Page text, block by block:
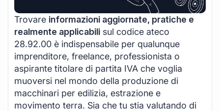
Trovare informazioni aggiornate, pratiche e
realmente applicabili sul codice ateco
28.92.00 è indispensabile per qualunque
imprenditore, freelance, professionista o
aspirante titolare di partita IVA che voglia
muoversi nel mondo della produzione di
macchinari per edilizia, estrazione e
movimento terra. Sia che tu stia valutando di